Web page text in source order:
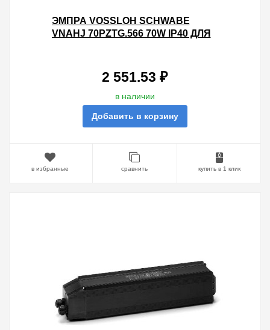
ЭМПРА VOSSLOH SCHWABE
VNAHJ 70PZTG.566 70W IP40 ДЛЯ
2 551.53 ₽
в наличии
Добавить в корзину
в избранные сравнить купить в 1 клик